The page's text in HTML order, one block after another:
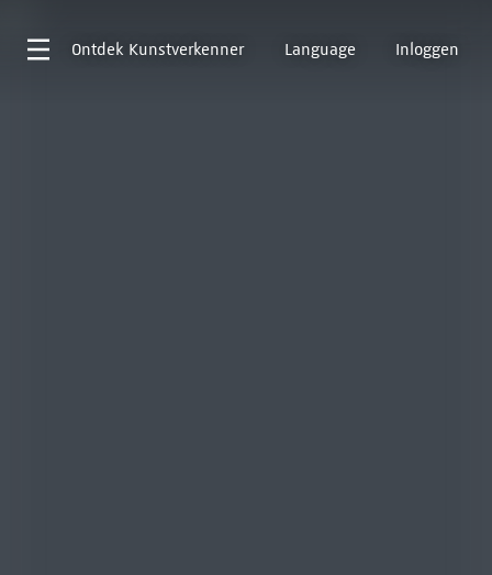
Ontdek Kunstverkenner Language Inloggen